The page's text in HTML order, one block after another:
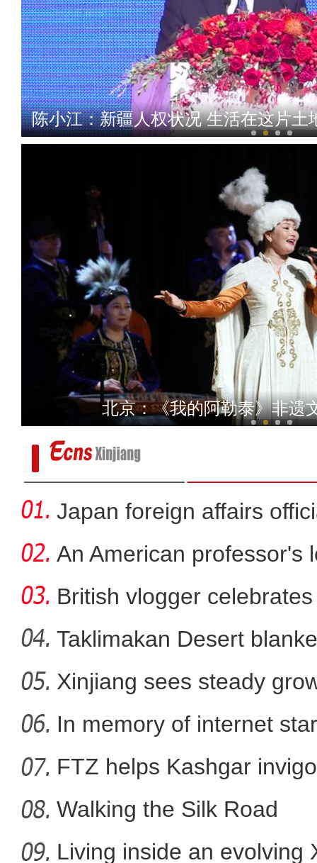
陈小江：新疆人权状况 生活在这片土
跟着花开游新疆 “赏花经济”
第四届新疆文化艺术节开幕式上演
北京：《我的阿勒泰》非遗
Japan foreign affairs
An American professor's
British vlogger
Taklimakan Desert
Xinjiang sees steady
In memory of internet
FTZ helps Kashgar
comm
Walking the Silk Road
Living inside an evolving